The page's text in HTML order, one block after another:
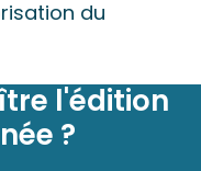
du
l'édition
?